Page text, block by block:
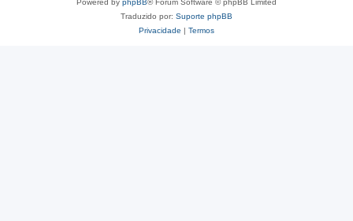
Powered by phpBB® Forum Software © phpBB Limited
Traduzido por: Suporte phpBB
Privacidade | Termos